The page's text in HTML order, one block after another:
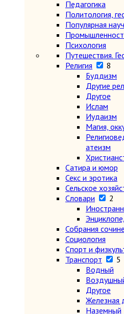
Педагогика
Политология,
Популярная
Психология
Путешествия.
Религия
8
Буддизм
Другие
Другое
Ислам
Иудаизм
Магия,
атеизм
Сатира и юмор
Секс и эротика
Сельское
Словари
2
Собрания
Социология
Спорт и
Транспорт
5
Водный
Другое
Железная
Наземный